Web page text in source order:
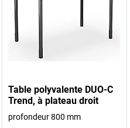
Table polyvalente DUO-C
Trend, à plateau droit
profondeur 800 mm